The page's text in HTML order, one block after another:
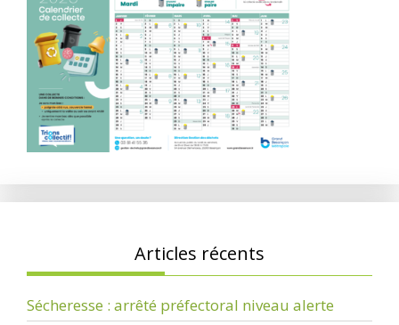
Articles récents
Sécheresse : arrêté préfectoral niveau alerte